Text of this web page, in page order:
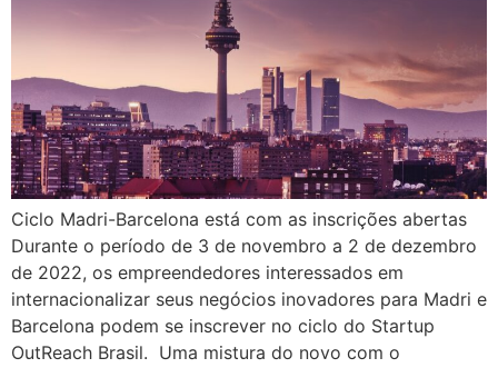
Ciclo Madri-Barcelona está com as inscrições abertas
Durante o período de 3 de novembro a 2 de dezembro
de 2022, os empreendedores interessados em
internacionalizar seus negócios inovadores para Madri e
Barcelona podem se inscrever no ciclo do Startup
OutReach Brasil. Uma mistura do novo com o